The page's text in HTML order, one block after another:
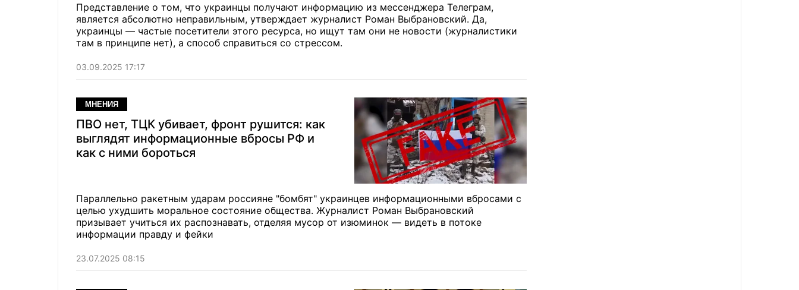
Представление о том, что украинцы получают информацию из мессенджера Телеграм,
является абсолютно неправильным, утверждает журналист Роман Выбрановский. Да,
украинцы — частые посетители этого ресурса, но ищут там они не новости (журналистики
там в принципе нет), а способ справиться со стрессом.
03.09.2025 17:17
МНЕНИЯ
ПВО нет, ТЦК убивает, фронт рушится: как
выглядят информационные вбросы РФ и
как с ними бороться
Параллельно ракетным ударам россияне "бомбят" украинцев информационными вбросами с
целью ухудшить моральное состояние общества. Журналист Роман Выбрановский
призывает учиться их распознавать, отделяя мусор от изюминок — видеть в потоке
информации правду и фейки
23.07.2025 08:15